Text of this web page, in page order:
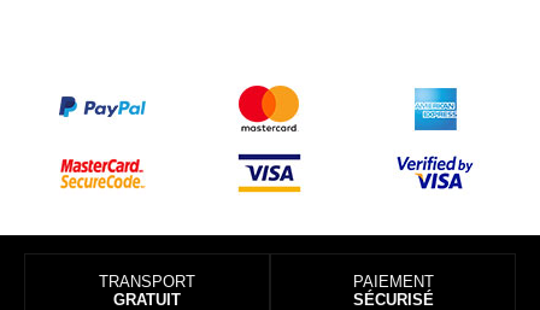
TRANSPORT
GRATUIT
PAIEMENT
SÉCURISÉ